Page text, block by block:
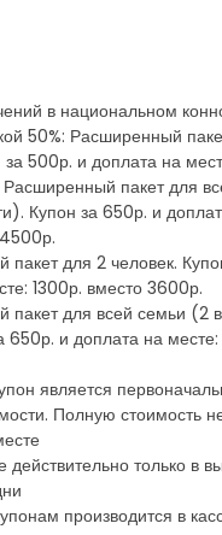
в национальном
50%: Расширенный
за 500р. и доплата на
пакет для
Купон за 650р. и
для 2 человек.
1300р. вместо 3600р.
для всей семьи (2
650р. и доплата на
является
Полную стоимость
только в
производится в